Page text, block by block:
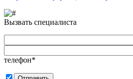
Вызвать специалиста
телефон*